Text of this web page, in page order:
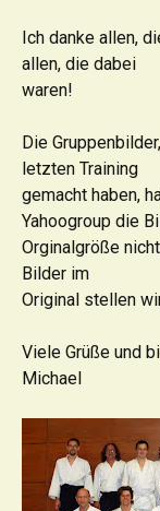
Ich danke allen,
allen, die dabei
waren!
Die
letzten Training
gemacht haben,
Yahoogroup die
Orginalgröße
Bilder im
Original stellen
Viele Grüße und
Michael